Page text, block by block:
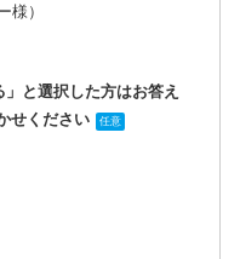
様）
」と選択した方はお答え
せください
任意